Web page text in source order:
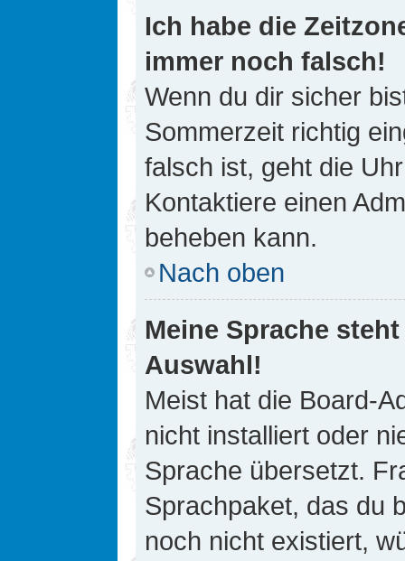
Ich habe die
immer noch falsch!
Wenn du dir sicher
Sommerzeit richtig
falsch ist, geht die
Kontaktiere einen
beheben kann.
Nach oben
Meine Sprache
Auswahl!
Meist hat die Board-
nicht installiert oder
Sprache übersetzt.
Sprachpaket, das du
noch nicht existiert,